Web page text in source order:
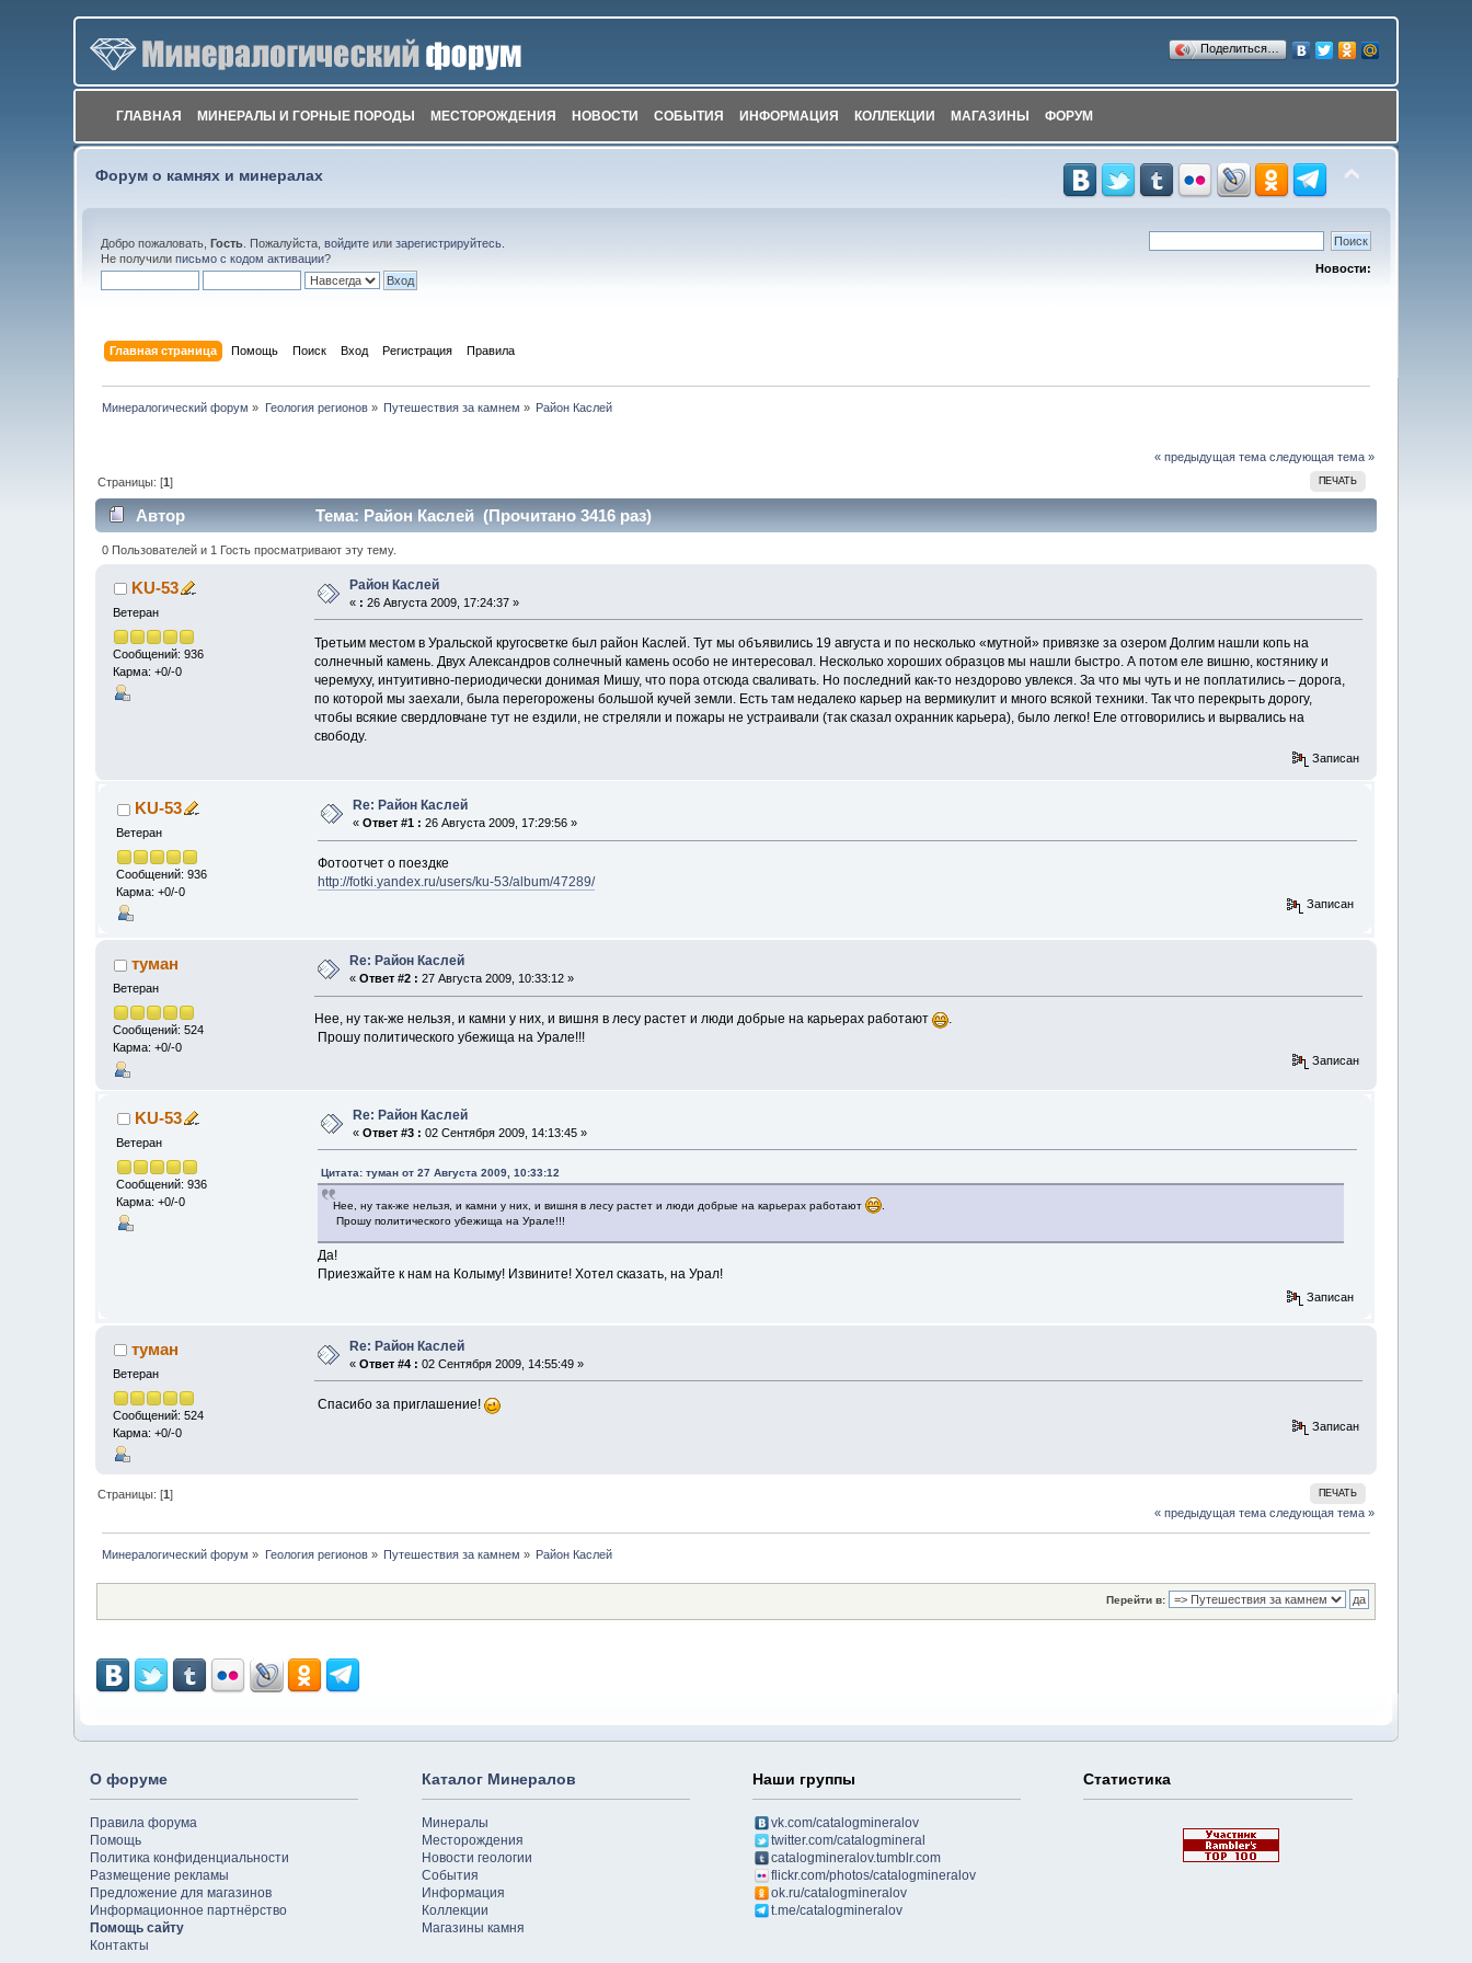
Поделиться…
ГЛАВНАЯ МИНЕРАЛЫ И ГОРНЫЕ ПОРОДЫ МЕСТОРОЖДЕНИЯ НОВОСТИ СОБЫТИЯ ИНФОРМАЦИЯ КОЛЛЕКЦИИ МАГАЗИНЫ ФОРУМ
Форум о камнях и минералах
Добро пожаловать,Гость . Пожалуйста,войдите илизарегистрируйтесь
Не получилиписьмо с кодом активации?
Новости:
Главная страница Помощь Поиск Вход Регистрация Правила
Минералогический форум » Геология регионов» Путешествия за камнем » Район Каслей
« предыдущая тема следующая тема »
ПЕЧАТЬ
Страницы: [1]
Автор Тема: Район Каслей (Прочитано 3416 раз)
0 Пользователей и 1 Гость просматривают эту тему.
KU-53
Ветеран
Сообщений: 936
Карма: +0/-0
Район Каслей
« : 26 Августа 2009, 17:24:37 »
Третьим местом в Уральской кругосветке был район Каслей. Тут мы объявились 19 августа и по несколько «мутной» привязке за озером Долгим нашли копь на
солнечный камень. Двух Александров солнечный камень особо не интересовал. Несколько хороших образцов мы нашли быстро. А потом еле вишню, костянику и
черемуху, интуитивно-периодически донимая Мишу, что пора отсюда сваливать. Но последний как-то нездорово увлекся. За что мы чуть и не поплатились – дорога,
по которой мы заехали, была перегорожены большой кучей земли. Есть там недалеко карьер на вермикулит и много всякой техники. Так что перекрыть дорогу,
чтобы всякие свердловчане тут не ездили, не стреляли и пожары не устраивали (так сказал охранник карьера), было легко! Еле отговорились и вырвались на
свободу.
Записан
KU-53
Ветеран
Сообщений: 936
Карма: +0/-0
Re: Район Каслей
«Ответ #1 : 26 Августа 2009, 17:29:56 »
Фотоотчет о поездке
http://fotki.yandex.ru/users/ku-53/album/47289/
Записан
туман
Ветеран
Сообщений: 524
Карма: +0/-0
Re: Район Каслей
«Ответ #2 : 27 Августа 2009, 10:33:12 »
Нее, ну так-же нельзя, и камни у них, и вишня в лесу растет и люди добрые на карьерах работают
.
Прошу политического убежища на Урале!!!
Записан
KU-53
Ветеран
Сообщений: 936
Карма: +0/-0
Re: Район Каслей
«Ответ #3 : 02 Сентября 2009, 14:13:45 »
Цитата: туман от 27 Августа 2009, 10:33:12
Нее, ну так-же нельзя, и камни у них, и вишня в лесу растет и люди добрые на карьерах работают
.
Прошу политического убежища на Урале!!!
Да!
Приезжайте к нам на Колыму! Извините! Хотел сказать, на Урал!
Записан
туман
Ветеран
Сообщений: 524
Карма: +0/-0
Re: Район Каслей
«Ответ #4 : 02 Сентября 2009, 14:55:49 »
Спасибо за приглашение!
Записан
ПЕЧАТЬ
Страницы: [1]
« предыдущая тема следующая тема »
Минералогический форум » Геология регионов» Путешествия за камнем » Район Каслей
Перейти в:
О форуме
Правила форума
Помощь
Политика конфиденциальности
Размещение рекламы
Предложение для магазинов
Информационное партнёрство
Помощь сайту
Контакты
Каталог Минералов
Минералы
Месторождения
Новости геологии
События
Информация
Коллекции
Магазины камня
Наши группы
vk.com/catalogmineralov
twitter.com/catalogmineral
catalogmineralov.tumblr.com
flickr.com/photos/catalogmineralov
ok.ru/catalogmineralov
t.me/catalogmineralov
Статистика